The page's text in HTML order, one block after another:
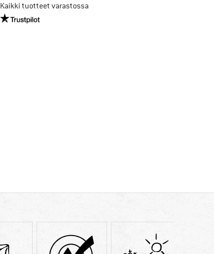
Kaikki tuotteet varastossa
Meillä on Trustpilot -sertifiointi - lue lisää tästä!